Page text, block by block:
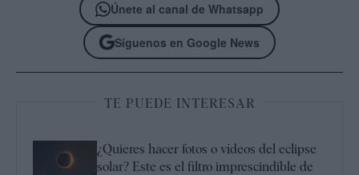
Únete al canal de Whatsapp
Síguenos en Google News
TE PUEDE INTERESAR
¿Quieres hacer fotos o vídeos del eclipse
solar? Este es el filtro imprescindible de